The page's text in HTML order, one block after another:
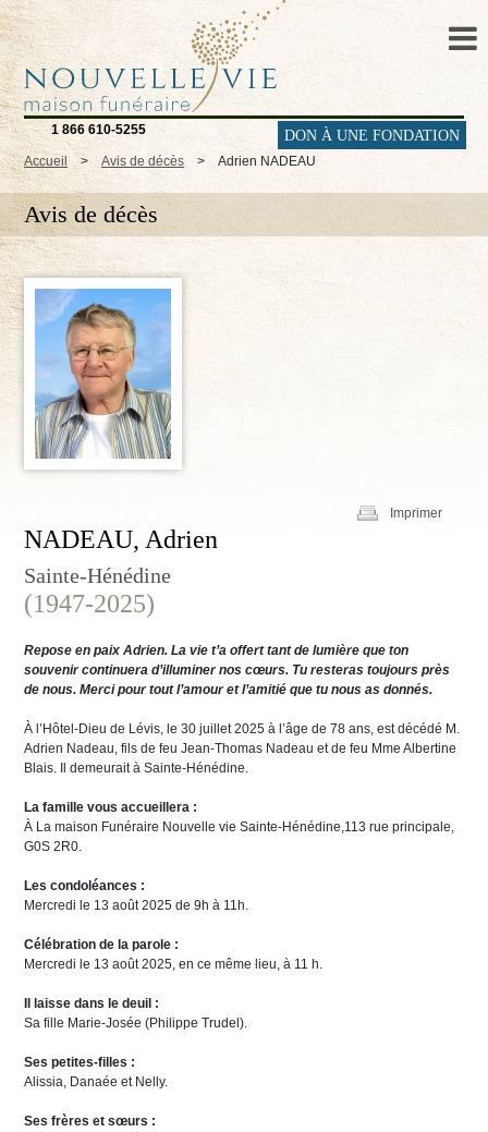
1 866 610-5255 DON À UNE FONDATION
Accueil > Avis de décès > Adrien NADEAU
Avis de décès
Imprimer
NADEAU, Adrien
Sainte-Hénédine
(1947-2025)
Repose en paix Adrien. La vie t’a offert tant de lumière que ton
souvenir continuera d’illuminer nos cœurs. Tu resteras toujours près
de nous. Merci pour tout l’amour et l’amitié que tu nous as donnés.
À l’Hôtel-Dieu de Lévis, le 30 juillet 2025 à l’âge de 78 ans, est décédé M.
Adrien Nadeau, fils de feu Jean-Thomas Nadeau et de feu Mme Albertine
Blais. Il demeurait à Sainte-Hénédine.
La famille vous accueillera :
À La maison Funéraire Nouvelle vie Sainte-Hénédine,113 rue principale,
G0S 2R0.
Les condoléances :
Mercredi le 13 août 2025 de 9h à 11h.
Célébration de la parole :
Mercredi le 13 août 2025, en ce même lieu, à 11 h.
Il laisse dans le deuil :
Sa fille Marie-Josée (Philippe Trudel).
Ses petites-filles :
Alissia, Danaée et Nelly.
Ses frères et sœurs :